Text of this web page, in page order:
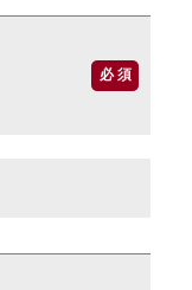
必 須